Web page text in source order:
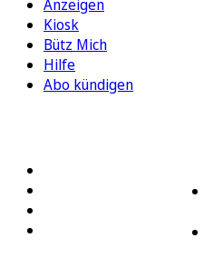
Anzeigen
Kiosk
Bütz Mich
Hilfe
Abo kündigen